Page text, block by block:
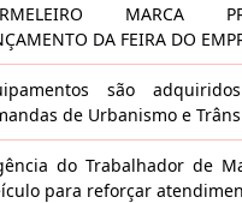
MARCA
DA FEIRA DO
são
de Urbanismo e
do Trabalhador de
para reforçar